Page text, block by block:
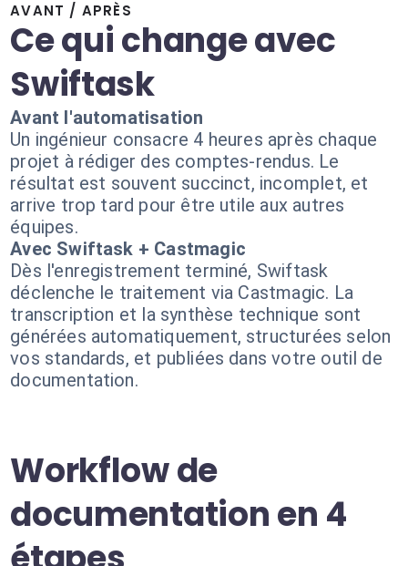
AVANT / APRÈS
Ce qui change avec
Swiftask
Avant l'automatisation
Un ingénieur consacre 4 heures après chaque
projet à rédiger des comptes-rendus. Le
résultat est souvent succinct, incomplet, et
arrive trop tard pour être utile aux autres
équipes.
Avec Swiftask + Castmagic
Dès l'enregistrement terminé, Swiftask
déclenche le traitement via Castmagic. La
transcription et la synthèse technique sont
générées automatiquement, structurées selon
vos standards, et publiées dans votre outil de
documentation.
Workflow de
documentation en 4